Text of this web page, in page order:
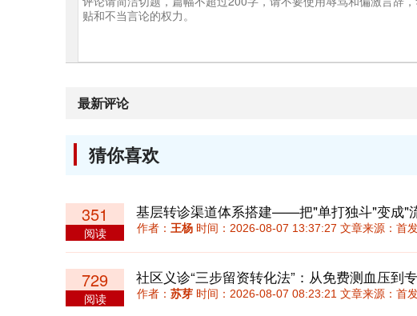
最新评论
猜你喜欢
351
阅读
基层转诊渠道体系搭建——把"单打独斗"变成"
作者： 王杨 时间：2026-08-07 13:37:27 文章来源：首
729
阅读 作者： 苏芽 时间：2026-08-07 08:23:21 文章来源：首